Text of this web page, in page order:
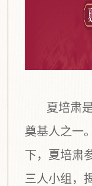
夏培肃
奠基人之一
下，夏培肃
三人小组，